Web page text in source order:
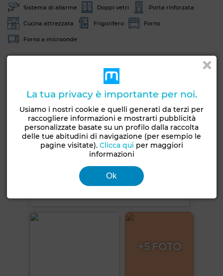
Sistema di allarme Doppi vetri Porta rinforzata
Cucina attrezzata Frigorifero Forno
Forno a microonde
+5 FOTO
La tua privacy è importante per noi.
Usiamo i nostri cookie e quelli generati da terzi per
raccogliere informazioni e mostrarti pubblicità
personalizzate basate su un profilo dalla raccolta
delle tue abitudini di navigazione (per esempio le
pagine visitate). Clicca qui per maggiori
informazioni
Ok